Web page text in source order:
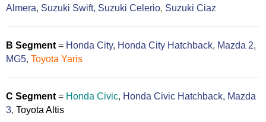
Almera, Suzuki Swift, Suzuki Celerio, Suzuki Ciaz
B Segment = Honda City, Honda City Hatchback, Mazda 2,
MG5, Toyota Yaris
C Segment = Honda Civic, Honda Civic Hatchback, Mazda
3, Toyota Altis